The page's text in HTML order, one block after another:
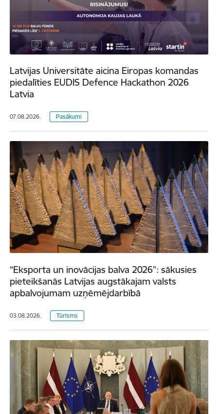
Latvijas Universitāte aicina Eiropas komandas
piedalīties EUDIS Defence Hackathon 2026
Latvia
07.08.2026. Pasākumi
“Eksporta un inovācijas balva 2026”: sākusies
pieteikšanās Latvijas augstākajam valsts
apbalvojumam uzņēmējdarbībā
03.08.2026. Tūrisms